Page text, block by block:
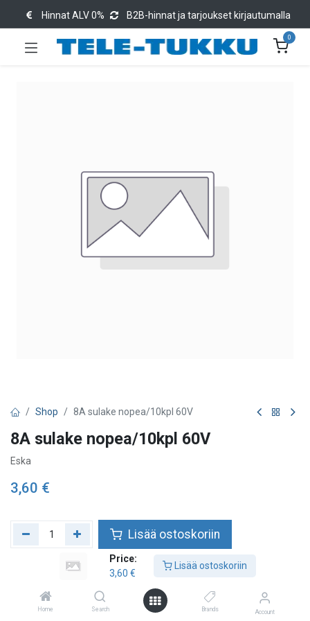
Price:
3,60 €
Lisää ostoskoriin
Home Search Brands Account
Hinnat ALV 0% B2B-hinnat ja tarjoukset kirjautumalla
0
Shop 8A sulake nopea/10kpl 60V
8A sulake nopea/10kpl 60V
Eska
3,60 €
Lisää ostoskoriin
Lisää toivelistalle